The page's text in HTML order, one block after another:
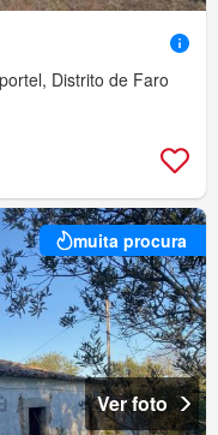
Distrito de Faro
muita procura
Ver foto